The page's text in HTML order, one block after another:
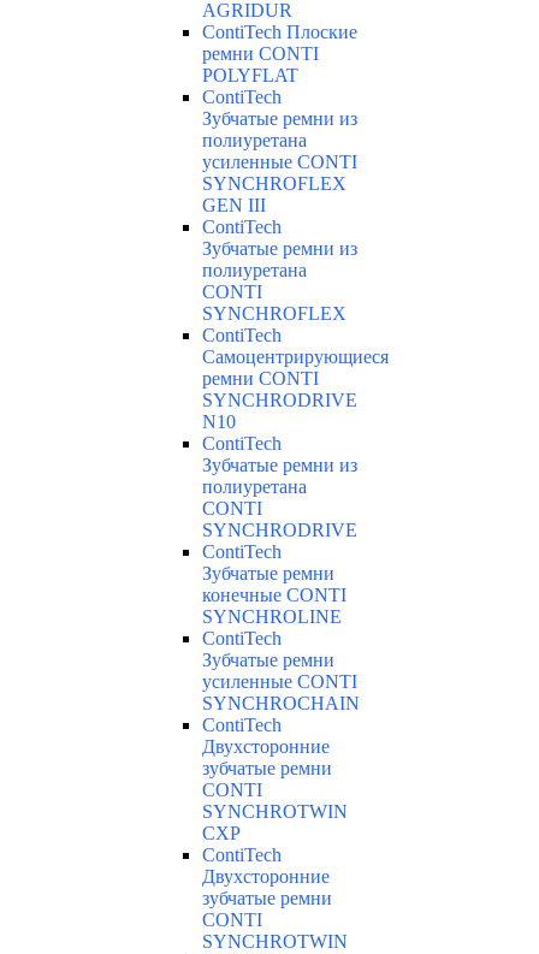
AGRIDUR
ContiTech Плоские
ремни CONTI
POLYFLAT
ContiTech
Зубчатые ремни из
полиуретана
усиленные CONTI
SYNCHROFLEX
GEN III
ContiTech
Зубчатые ремни из
полиуретана
CONTI
SYNCHROFLEX
ContiTech
Самоцентрирующиеся
ремни CONTI
SYNCHRODRIVE
N10
ContiTech
Зубчатые ремни из
полиуретана
CONTI
SYNCHRODRIVE
ContiTech
Зубчатые ремни
конечные CONTI
SYNCHROLINE
ContiTech
Зубчатые ремни
усиленные CONTI
SYNCHROCHAIN
ContiTech
Двухсторонние
зубчатые ремни
CONTI
SYNCHROTWIN
CXP
ContiTech
Двухсторонние
зубчатые ремни
CONTI
SYNCHROTWIN